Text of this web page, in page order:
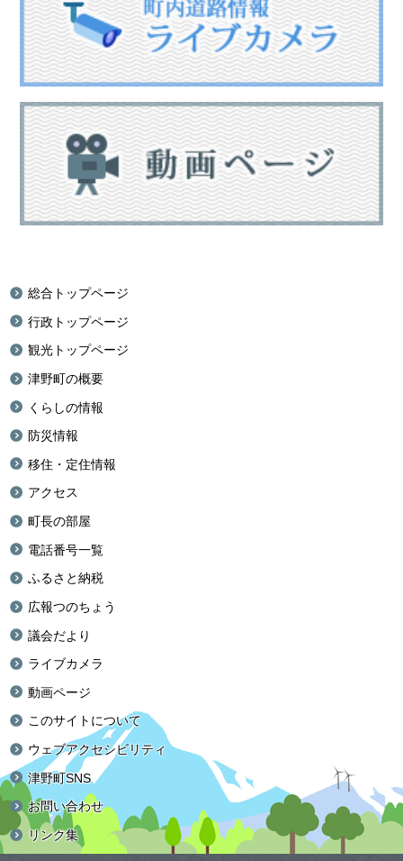
総合トップページ
行政トップページ
観光トップページ
津野町の概要
くらしの情報
防災情報
移住・定住情報
アクセス
町長の部屋
電話番号一覧
ふるさと納税
広報つのちょう
議会だより
ライブカメラ
動画ページ
このサイトについて
ウェブアクセシビリティ
津野町SNS
お問い合わせ
リンク集